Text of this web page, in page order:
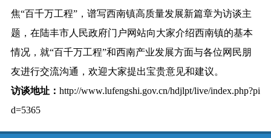
焦“百千万工程”，谱写西南镇高质量发展新篇章为访谈主
题，在陆丰市人民政府门户网站向大家介绍西南镇的基本
情况，就“百千万工程”和西南产业发展方面与各位网民朋
友进行交流沟通，欢迎大家提出宝贵意见和建议。
访谈地址： http://www.lufengshi.gov.cn/hdjlpt/live/index.php?pi
d=5365